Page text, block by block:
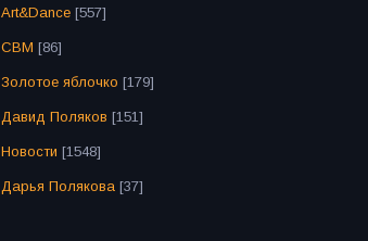
Art&Dance [557]
СВМ [86]
Золотое яблочко [179]
Давид Поляков [151]
Новости [1548]
Дарья Полякова [37]